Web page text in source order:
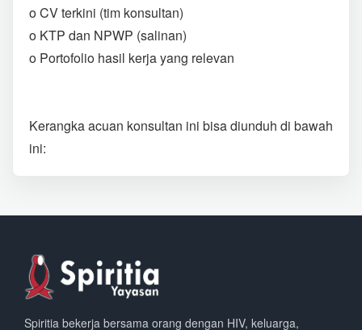
o CV terkini (tim konsultan)
o KTP dan NPWP (salinan)
o Portofolio hasil kerja yang relevan
Kerangka acuan konsultan ini bisa diunduh di bawah
ini:
Spiritia bekerja bersama orang dengan HIV, keluarga,